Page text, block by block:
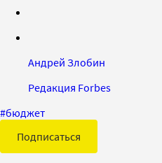
Андрей Злобин
Редакция Forbes
#бюджет
Подписаться